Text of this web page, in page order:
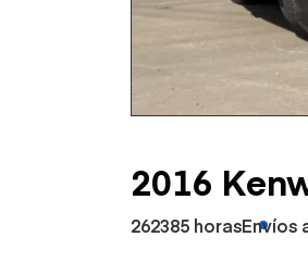
Petróleo y gas
2016
262385 horasEnvíos